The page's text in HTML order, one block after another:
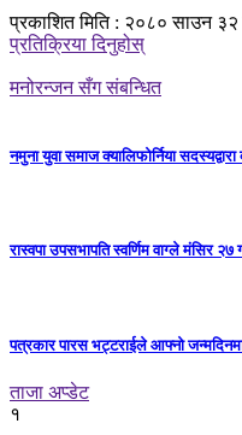
प्रकाशित मिति : २०८० साउन ३२
प्रतिक्रिया दिनुहोस्
मनोरन्जन सँग संबन्धित
नमुना युवा समाज क्यालिफोर्निया
रास्वपा उपसभापति स्वर्णिम वाग्ले मंसिर
पत्रकार पारस भट्टराईले आफ्नो
ताजा अप्डेट
१